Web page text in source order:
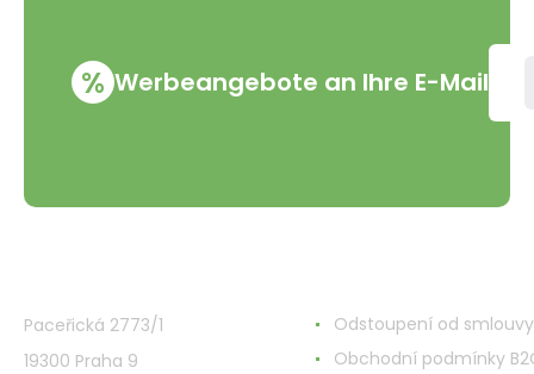
% Werbeangebote an Ihre E-Mail
Paceřická 2773/1
19300 Praha 9
Odstoupení od smlouvy
Obchodní podmínky